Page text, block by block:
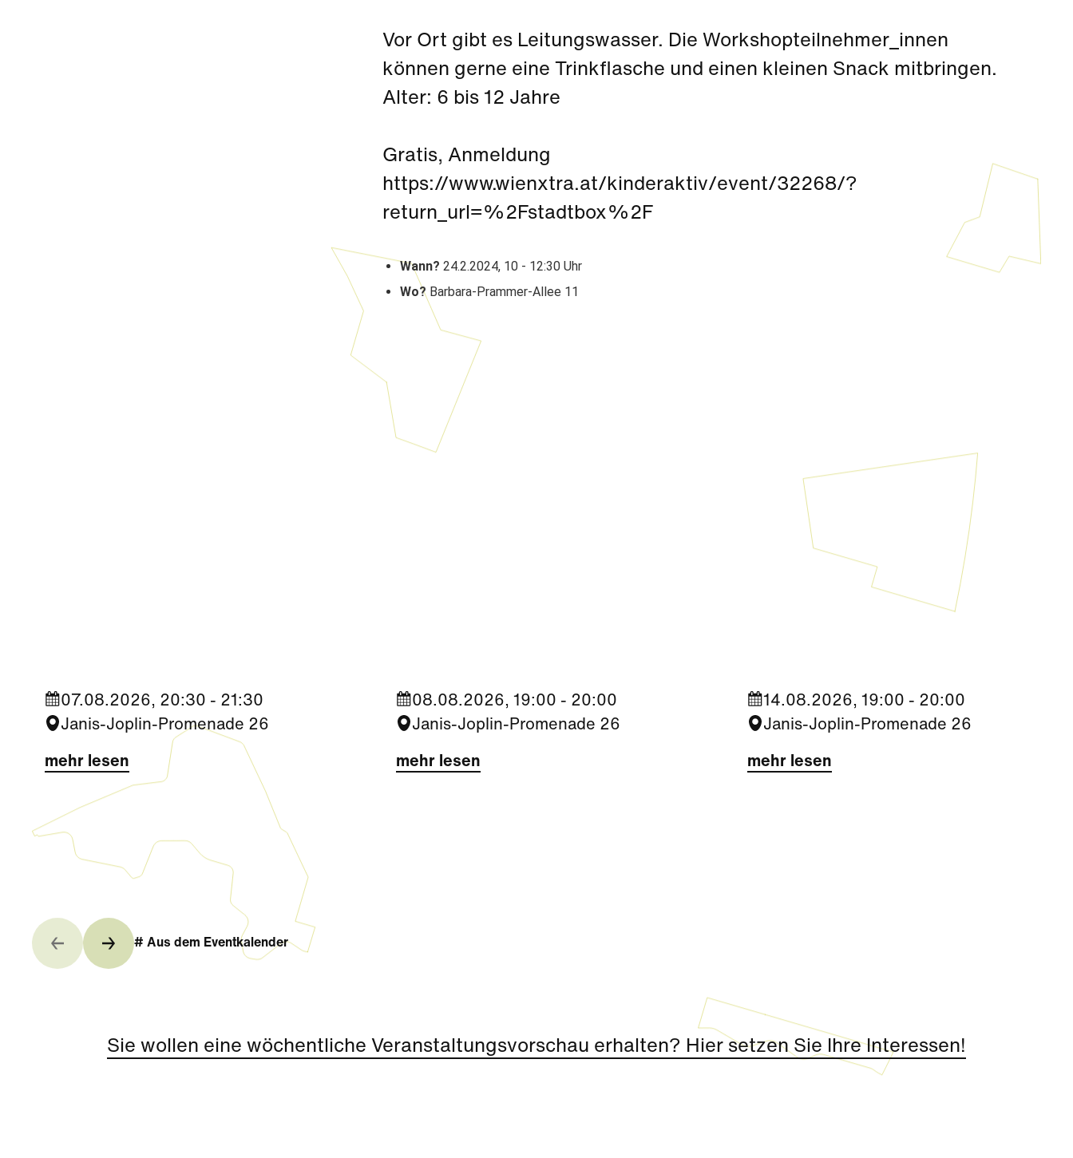
Vor Ort gibt es Leitungswasser. Die Workshopteilnehmer_innen
können gerne eine Trinkflasche und einen kleinen Snack mitbringen.
Alter: 6 bis 12 Jahre
Gratis, Anmeldung
https://www.wienxtra.at/kinderaktiv/event/32268/?
return_url=%2Fstadtbox%2F
Wann?24.2.2024, 10 - 12:30 Uhr
Wo? Barbara-Prammer-Allee 11
07.08.2026, 20:30 - 21:30
Janis-Joplin-Promenade 26
mehr lesen
08.08.2026, 19:00 - 20:00
Janis-Joplin-Promenade 26
mehr lesen
14.08.2026, 19:00 - 20:00
Janis-Joplin-Promenade 26
mehr lesen
# Aus dem Eventkalender
Sie wollen eine wöchentliche Veranstaltungsvorschau erhalten? Hier setzen Sie Ihre Interessen!